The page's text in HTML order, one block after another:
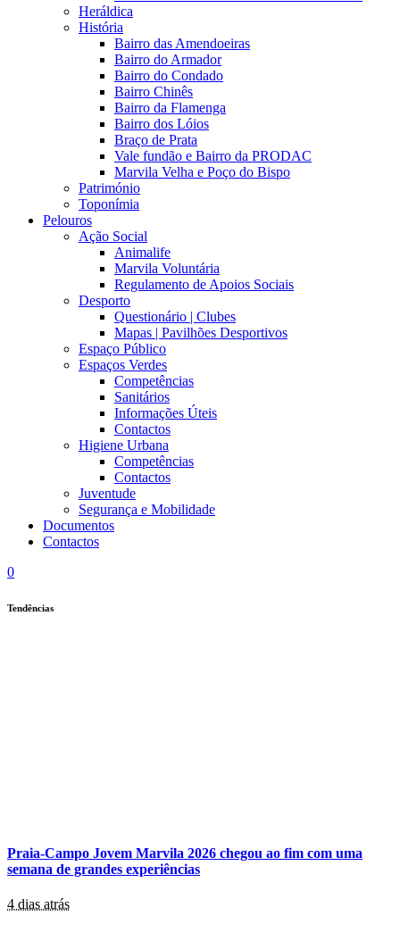
Heráldica
História
Bairro das Amendoeiras
Bairro do Armador
Bairro do Condado
Bairro Chinês
Bairro da Flamenga
Bairro dos Lóios
Braço de Prata
Vale fundão e Bairro da PRODAC
Marvila Velha e Poço do Bispo
Património
Toponímia
Pelouros
Ação Social
Animalife
Marvila Voluntária
Regulamento de Apoios Sociais
Desporto
Questionário | Clubes
Mapas | Pavilhões Desportivos
Espaço Público
Espaços Verdes
Competências
Sanitários
Informações Úteis
Contactos
Higiene Urbana
Competências
Contactos
Juventude
Segurança e Mobilidade
Documentos
Contactos
0
Tendências
Praia-Campo Jovem Marvila 2026 chegou ao fim com uma
semana de grandes experiências
4 dias atrás